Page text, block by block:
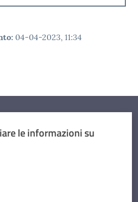
: 04-04-2023, 11:34
le informazioni su